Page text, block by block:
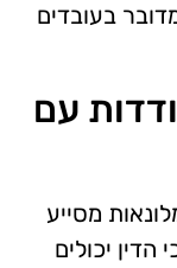
בעובדים
עם
מסייע
יכולים